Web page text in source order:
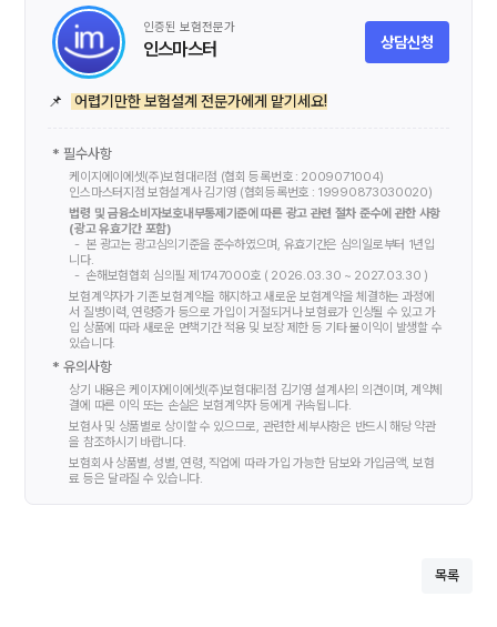
인증된 보험전문가
인스마스터 상담신청
📌 어렵기만한 보험설계 전문가에게 맡기세요!
* 필수사항
케이지에이에셋(주)보험대리점 (협회 등록번호 : 2009071004)
인스마스터지점 보험설계사 김기영 (협회등록번호 : 19990873030020)
법령 및 금융소비자보호내부통제기준에 따른 광고 관련 절차 준수에 관한 사항
(광고 유효기간 포함)
본 광고는 광고심의기준을 준수하였으며, 유효기간은 심의일로부터 1년입
니다.
손해보험협회 심의필 제1747000호 ( 2026.03.30 ~ 2027.03.30 )
보험계약자가 기존 보험계약을 해지하고 새로운 보험계약을 체결하는 과정에
서 질병이력, 연령증가 등으로 가입이 거절되거나 보험료가 인상될 수 있고 가
입 상품에 따라 새로운 면책기간 적용 및 보장 제한 등 기타 불이익이 발생할 수
있습니다.
* 유의사항
상기 내용은 케이지에이에셋(주)보험대리점 김기영 설계사의 의견이며, 계약체
결에 따른 이익 또는 손실은 보험계약자 등에게 귀속됩니다.
보험사 및 상품별로 상이할 수 있으므로, 관련한 세부사항은 반드시 해당 약관
을 참조하시기 바랍니다.
보험회사 상품별, 성별, 연령, 직업에 따라 가입 가능한 담보와 가입금액, 보험
료 등은 달라질 수 있습니다.
목록